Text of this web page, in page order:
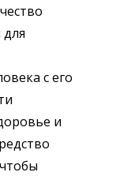
с его
и